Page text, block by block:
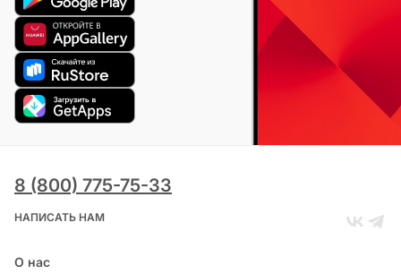
8 (800) 775-75-33
НАПИСАТЬ НАМ
О нас